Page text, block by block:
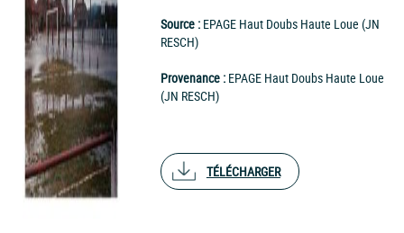
Source : EPAGE Haut Doubs Haute Loue (JN
RESCH)
Provenance : EPAGE Haut Doubs Haute Loue
(JN RESCH)
TÉLÉCHARGER